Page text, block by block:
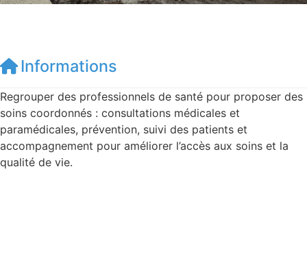
Informations
Regrouper des professionnels de santé pour proposer des
soins coordonnés : consultations médicales et
paramédicales, prévention, suivi des patients et
accompagnement pour améliorer l’accès aux soins et la
qualité de vie.